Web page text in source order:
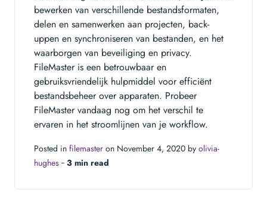
bewerken van verschillende bestandsformaten,
delen en samenwerken aan projecten, back-
uppen en synchroniseren van bestanden, en het
waarborgen van beveiliging en privacy.
FileMaster is een betrouwbaar en
gebruiksvriendelijk hulpmiddel voor efficiënt
bestandsbeheer over apparaten. Probeer
FileMaster vandaag nog om het verschil te
ervaren in het stroomlijnen van je workflow.
Posted in filemaster on November 4, 2020 by olivia-
hughes ‐ 3 min read